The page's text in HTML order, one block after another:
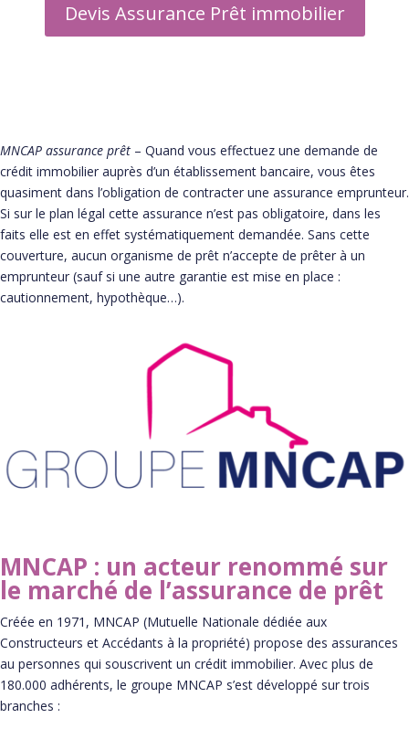
Devis Assurance Prêt immobilier
MNCAP assurance prêt – Quand vous effectuez une demande de
crédit immobilier auprès d’un établissement bancaire, vous êtes
quasiment dans l’obligation de contracter une assurance emprunteur.
Si sur le plan légal cette assurance n’est pas obligatoire, dans les
faits elle est en effet systématiquement demandée. Sans cette
couverture, aucun organisme de prêt n’accepte de prêter à un
emprunteur (sauf si une autre garantie est mise en place :
cautionnement, hypothèque…).
MNCAP : un acteur renommé sur
le marché de l’assurance de prêt
Créée en 1971, MNCAP (Mutuelle Nationale dédiée aux
Constructeurs et Accédants à la propriété) propose des assurances
au personnes qui souscrivent un crédit immobilier. Avec plus de
180.000 adhérents, le groupe MNCAP s’est développé sur trois
branches :